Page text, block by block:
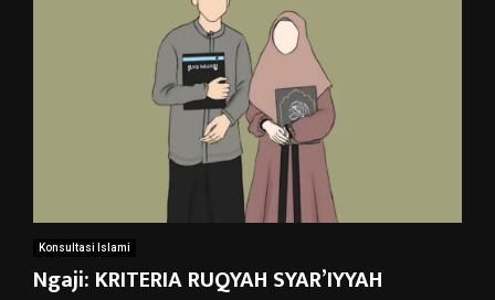
Konsultasi Islami
Ngaji: KRITERIA RUQYAH SYAR’IYYAH